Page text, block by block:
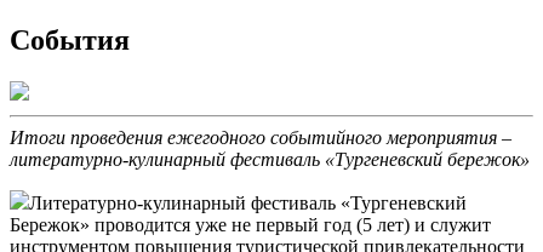
События
Итоги проведения ежегодного событийного мероприятия –
литературно-кулинарный фестиваль «Тургеневский бережок»
Литературно-кулинарный фестиваль «Тургеневский
Бережок» проводится уже не первый год (5 лет) и служит
инструментом повышения туристической привлекательности